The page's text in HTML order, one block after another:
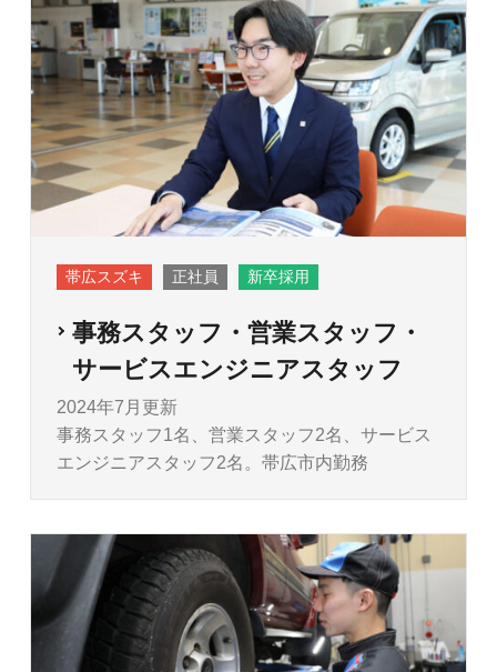
帯広スズキ 正社員 新卒採用
事務スタッフ・営業スタッフ・
サービスエンジニアスタッフ
2024年7月更新
事務スタッフ1名、営業スタッフ2名、サービス
エンジニアスタッフ2名。帯広市内勤務